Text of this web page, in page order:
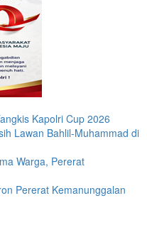
Kapolri Cup 2026
Lawan Bahlil-Muhammad di
Warga, Pererat
Pererat Kemanunggalan